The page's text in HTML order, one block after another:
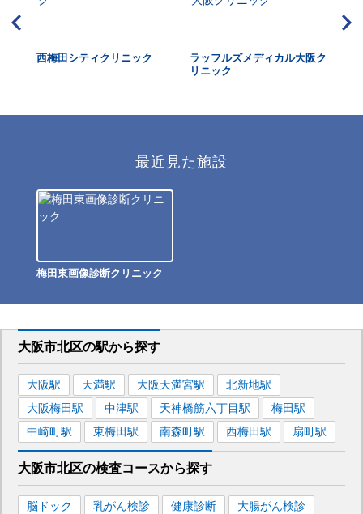
西梅田シティクリニック
ラッフルズメディカル大阪ク
リニック
最近見た施設
梅田東画像診断クリニック
大阪市北区の駅から探す
大阪駅 天満駅 大阪天満宮駅 北新地駅
大阪梅田駅 中津駅 天神橋筋六丁目駅 梅田駅
中崎町駅 東梅田駅 南森町駅 西梅田駅 扇町駅
大阪市北区の検査コースから探す
脳ドック 乳がん検診 健康診断
大腸がん検診